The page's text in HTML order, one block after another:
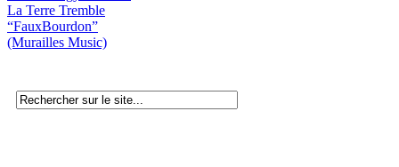
La Terre Tremble
“FauxBourdon”
(Murailles Music)